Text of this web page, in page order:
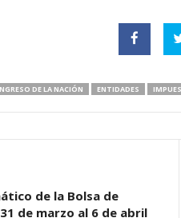
DE LA NACIÓN ENTIDADES
de la Bolsa de
de marzo al 6 de abril